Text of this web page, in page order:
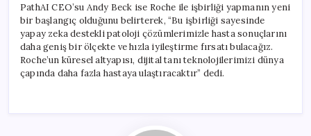
PathAI CEO’su Andy Beck ise Roche ile işbirliği yapmanın yeni
bir başlangıç olduğunu belirterek, “Bu işbirliği sayesinde
yapay zeka destekli patoloji çözümlerimizle hasta sonuçlarını
daha geniş bir ölçekte ve hızla iyileştirme fırsatı bulacağız.
Roche’un küresel altyapısı, dijital tanı teknolojilerimizi dünya
çapında daha fazla hastaya ulaştıracaktır” dedi.